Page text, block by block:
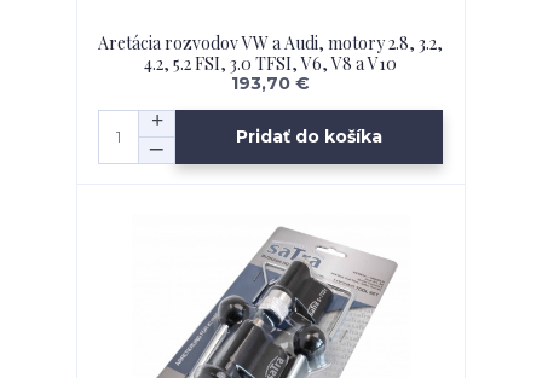
Aretácia rozvodov VW a Audi, motory 2.8, 3.2,
4.2, 5.2 FSI, 3.0 TFSI, V6, V8 a V10
193,70 €
Pridať do košíka